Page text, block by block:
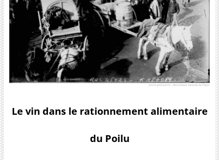
Le vin dans le rationnement alimentaire
du Poilu